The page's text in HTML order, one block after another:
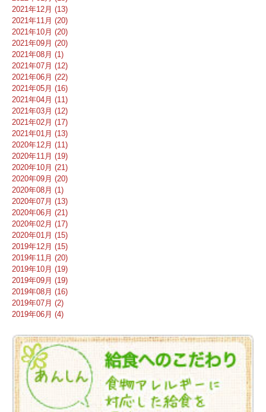
2021年12月 (13)
2021年11月 (20)
2021年10月 (20)
2021年09月 (20)
2021年08月 (1)
2021年07月 (12)
2021年06月 (22)
2021年05月 (16)
2021年04月 (11)
2021年03月 (12)
2021年02月 (17)
2021年01月 (13)
2020年12月 (11)
2020年11月 (19)
2020年10月 (21)
2020年09月 (20)
2020年08月 (1)
2020年07月 (13)
2020年06月 (21)
2020年02月 (17)
2020年01月 (15)
2019年12月 (15)
2019年11月 (20)
2019年10月 (19)
2019年09月 (19)
2019年08月 (16)
2019年07月 (2)
2019年06月 (4)